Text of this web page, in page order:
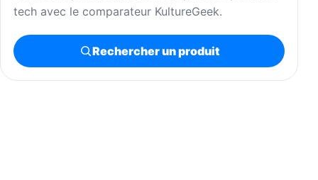
tech avec le comparateur KultureGeek.
Rechercher un produit